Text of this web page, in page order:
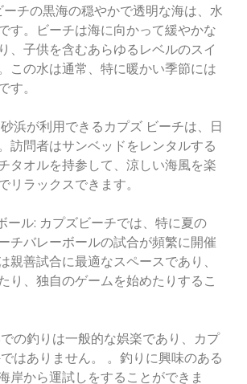
チの黒海の穏やかで透明な海は、水
す。ビーチは海に向かって緩やかな
、子供を含むあらゆるレベルのスイ
この水は通常、特に暖かい季節には
。
浜が利用できるカプズ ビーチは、日
訪問者はサンベッドをレンタルする
タオルを持参して、涼しい海風を楽
リラックスできます。
ール: カプズビーチでは、特に夏の
チバレーボールの試合が頻繁に開催
親善試合に最適なスペースであり、
り、独自のゲームを始めたりするこ
の釣りは一般的な娯楽であり、カプ
はありません。 。釣りに興味のある
岸から運試しをすることができま